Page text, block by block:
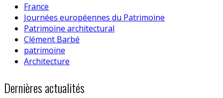
France
Journées européennes du Patrimoine
Patrimoine architectural
Clément Barbé
patrimoine
Architecture
Dernières actualités